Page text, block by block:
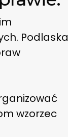
Podlaska
wzorzec